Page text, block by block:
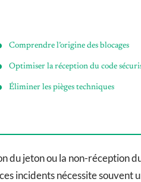
Comprendre l’origine des blocages
Optimiser la réception du code
Éliminer les pièges techniques
du jeton ou la non-réception
incidents nécessite souvent